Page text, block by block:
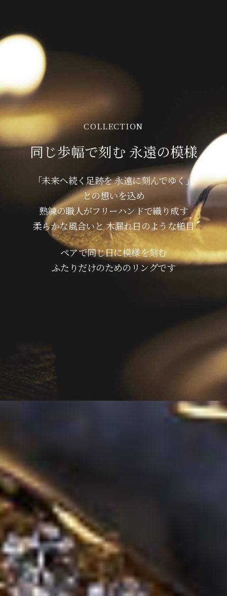
COLLECTION
同じ歩幅で刻む 永遠の模様
「未来へ続く足跡を 永遠に刻んでゆく」
との想いを込め
熟練の職人がフリーハンドで織り成す
柔らかな風合いと 木漏れ日のような槌目
ペアで同じ日に模様を刻む
ふたりだけのためのリングです